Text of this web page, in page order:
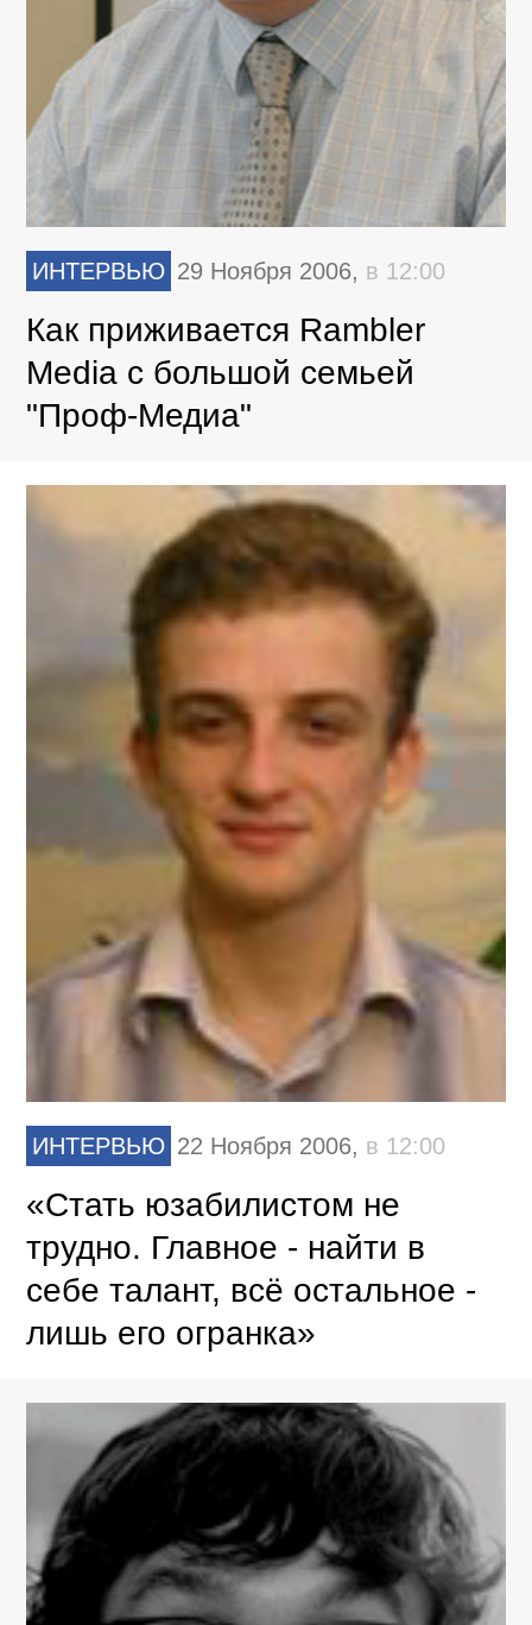
ИНТЕРВЬЮ 29 Ноября 2006, в 12:00
Как приживается Rambler
Media с большой семьей
"Проф-Медиа"
ИНТЕРВЬЮ 22 Ноября 2006, в 12:00
«Стать юзабилистом не
трудно. Главное - найти в
себе талант, всё остальное -
лишь его огранка»